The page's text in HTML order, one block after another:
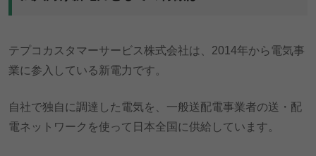
テプコカスタマーサービス株式会社は、2014年から電気事
業に参入している新電力です。
自社で独自に調達した電気を、一般送配電事業者の送・配
電ネットワークを使って日本全国に供給しています。